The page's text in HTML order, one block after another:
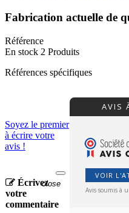
Fabrication actuelle de
Référence
En stock 2 Produits
Références spécifiques
AVIS
VOIR
Avis soumis à
Soyez le premier
à écrire votre
avis !
Écrivez
votre
commentaire
close